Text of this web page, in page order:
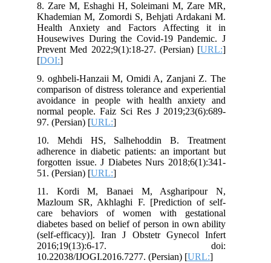
8. Zare M, Eshaghi H, Soleimani M, Zare MR,
Khademian M, Zomordi S, Behjati Ardakani M.
Health Anxiety and Factors Affecting it in
Housewives During the Covid-19 Pandemic. J
Prevent Med 2022;9(1):18-27. (Persian) [URL:
[DOI:
9. oghbeli-Hanzaii M, Omidi A, Zanjani Z. The
comparison of distress tolerance and experiential
avoidance in people with health anxiety and
normal people. Faiz Sci Res J 2019;23(6):689-
97. (Persian) [URL:
10. Mehdi HS, Salhehoddin B. Treatment
adherence in diabetic patients: an important but
forgotten issue. J Diabetes Nurs 2018;6(1):341-
51. (Persian) [URL:
11. Kordi M, Banaei M, Asgharipour N,
Mazloum SR, Akhlaghi F. [Prediction of self-
care behaviors of women with gestational
diabetes based on belief of person in own ability
(self-efficacy)]. Iran J Obstetr Gynecol Infert
2016;19(13):6-17. doi:
10.22038/IJOGI.2016.7277. (Persian) [URL: